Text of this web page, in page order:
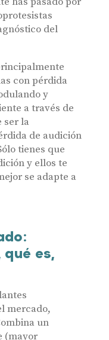
del
con pérdida
y
a través de
ser la
de audición
tienes que
y ellos te
se adapte a
es,
mercado,
un
(mayor